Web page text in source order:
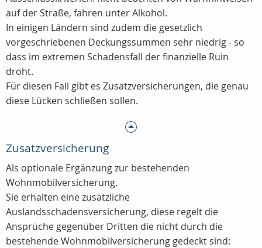
auf der Straße, fahren unter Alkohol.
In einigen Ländern sind zudem die gesetzlich
vorgeschriebenen Deckungssummen sehr niedrig - so
dass im extremen Schadensfall der finanzielle Ruin
droht.
Für diesen Fall gibt es Zusatzversicherungen, die genau
diese Lücken schließen sollen.
Zusatzversicherung
Als optionale Ergänzung zur bestehenden
Wohnmobilversicherung.
Sie erhalten eine zusätzliche
Auslandsschadensversicherung, diese regelt die
Ansprüche gegenüber Dritten die nicht durch die
bestehende Wohnmobilversicherung gedeckt sind: